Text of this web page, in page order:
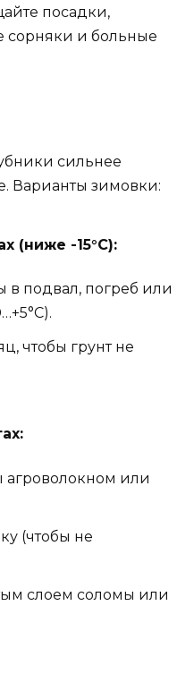
посадки,
сорняки и больные
сильнее
Варианты зимовки:
(ниже -15°C):
в подвал, погреб или
чтобы грунт не
агроволокном или
(чтобы не
слоем соломы или